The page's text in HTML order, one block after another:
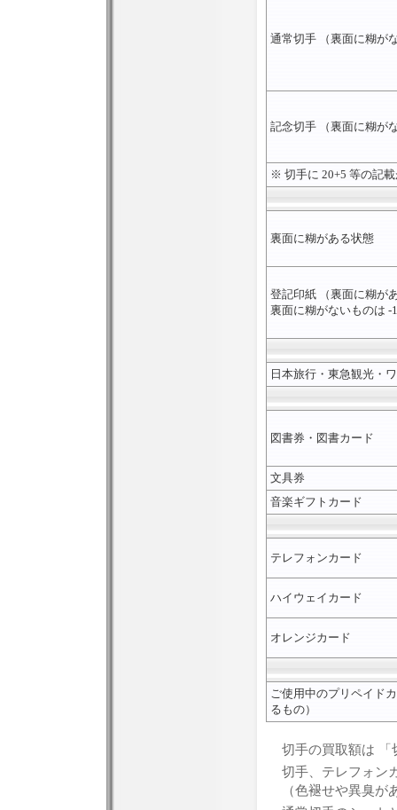
通常切手 （裏面に糊が
記念切手 （裏面に糊が
※ 切手に 20+5 等の記
裏面に糊がある状態
登記印紙 （裏面に糊が
裏面に糊がないものは -
日本旅行・東急観光・
図書券・図書カード
文具券
音楽ギフトカード
テレフォンカード
ハイウェイカード
オレンジカード
ご使用中のプリペイド
るもの）
切手の買取額は 「
切手、テレフォン
（色褪せや異臭